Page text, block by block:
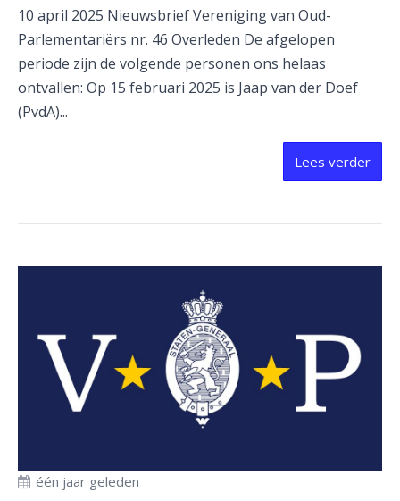
10 april 2025 Nieuwsbrief Vereniging van Oud-
Parlementariërs nr. 46 Overleden De afgelopen
periode zijn de volgende personen ons helaas
ontvallen: Op 15 februari 2025 is Jaap van der Doef
(PvdA)...
Lees verder
één jaar geleden